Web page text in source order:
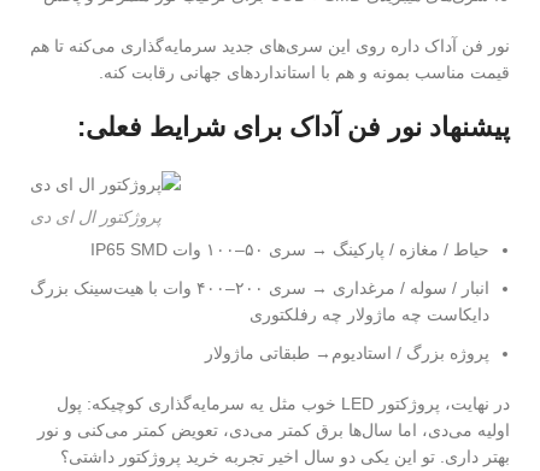
نور فن آداک داره روی این سری‌های جدید سرمایه‌گذاری می‌کنه تا هم
قیمت مناسب بمونه و هم با استانداردهای جهانی رقابت کنه.
پیشنهاد نور فن آداک برای شرایط فعلی:
پروژکتور ال ای دی
حیاط / مغازه / پارکینگ → سری ۵۰–۱۰۰ وات IP65 SMD
انبار / سوله / مرغداری → سری ۲۰۰–۴۰۰ وات با هیت‌سینک بزرگ
دایکاست چه ماژولار چه رفلکتوری
پروژه بزرگ / استادیوم→ طبقاتی ماژولار
در نهایت، پروژکتور LED خوب مثل یه سرمایه‌گذاری کوچیکه: پول
اولیه می‌دی، اما سال‌ها برق کمتر می‌دی، تعویض کمتر می‌کنی و نور
بهتر داری. تو این یکی دو سال اخیر تجربه خرید پروژکتور داشتی؟